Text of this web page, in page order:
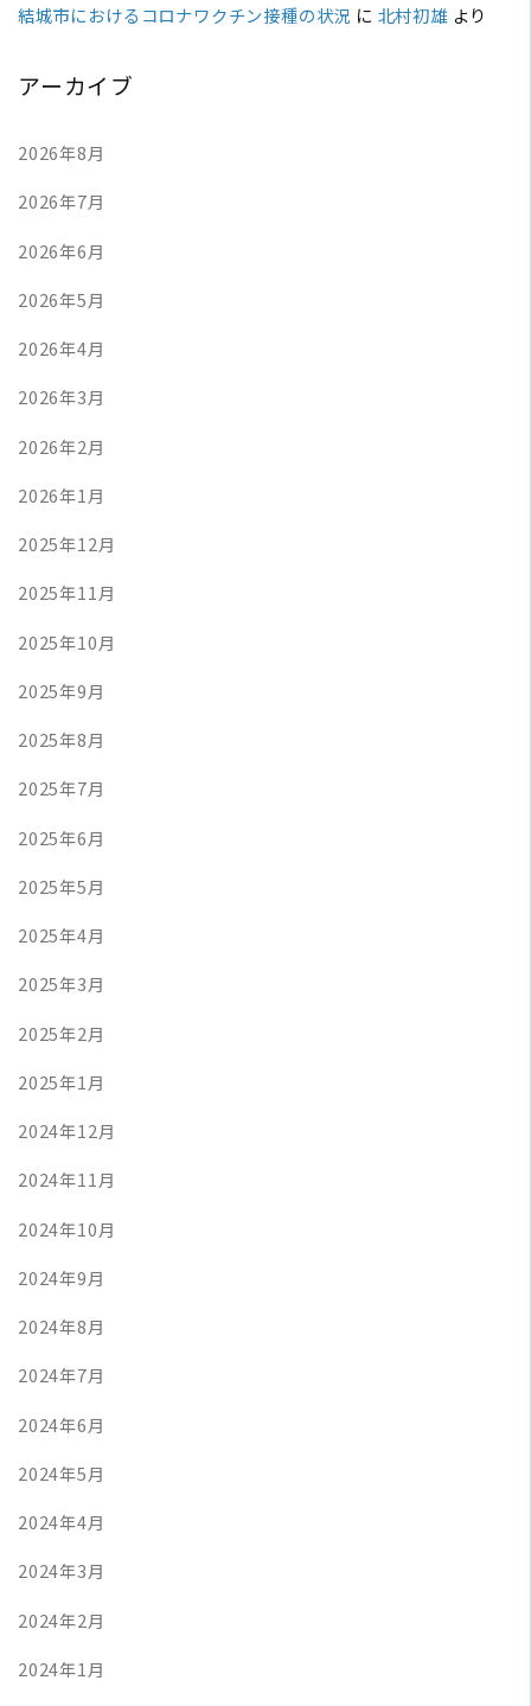
結城市におけるコロナワクチン接種の状況 に 北村初雄より
アーカイブ
2026年8月
2026年7月
2026年6月
2026年5月
2026年4月
2026年3月
2026年2月
2026年1月
2025年12月
2025年11月
2025年10月
2025年9月
2025年8月
2025年7月
2025年6月
2025年5月
2025年4月
2025年3月
2025年2月
2025年1月
2024年12月
2024年11月
2024年10月
2024年9月
2024年8月
2024年7月
2024年6月
2024年5月
2024年4月
2024年3月
2024年2月
2024年1月